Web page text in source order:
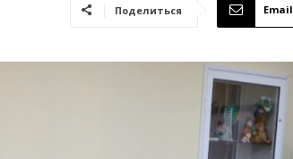
Поделиться Email